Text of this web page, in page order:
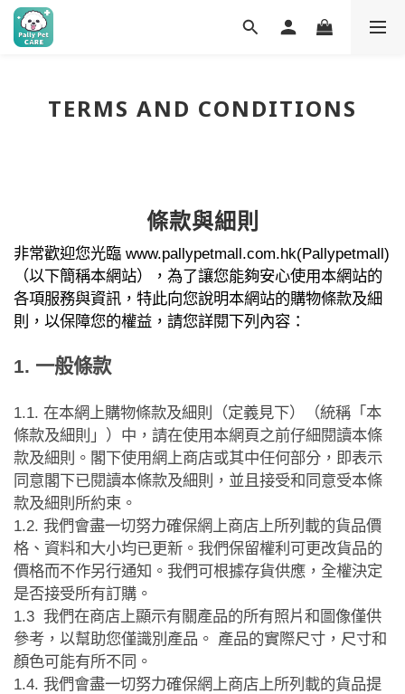
TERMS AND CONDITIONS
條款與細則
非常歡迎您光臨 www.pallypetmall.com.hk(Pallypetmall)
（以下簡稱本網站），為了讓您能夠安心使用本網站的
各項服務與資訊，特此向您說明本網站的購物條款及細
則，以保障您的權益，請您詳閱下列內容：
1. 一般條款
1.1. 在本網上購物條款及細則（定義見下）（統稱「本
條款及細則」）中，請在使用本網頁之前仔細閱讀本條
款及細則。閣下使用網上商店或其中任何部分，即表示
同意閣下已閱讀本條款及細則，並且接受和同意受本條
款及細則所約束。
1.2. 我們會盡一切努力確保網上商店上所列載的貨品價
格、資料和大小均已更新。我們保留權利可更改貨品的
價格而不作另行通知。我們可根據存貨供應，全權決定
是否接受所有訂購。
1.3 我們在商店上顯示有關產品的所有照片和圖像僅供
參考，以幫助您僅識別產品。 產品的實際尺寸，尺寸和
顏色可能有所不同。
1.4. 我們會盡一切努力確保網上商店上所列載的貨品提